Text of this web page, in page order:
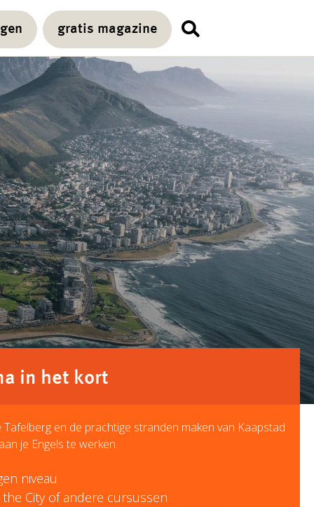
gratis magazine
in het kort
Tafelberg en de prachtige stranden maken van Kaapstad
je Engels te werken.
niveau
the City of andere cursussen